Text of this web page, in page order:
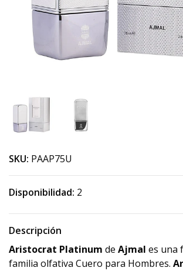
SKU: PAAP75U
Disponibilidad: 2
Descripción
Aristocrat Platinum de Ajmal es una
familia olfativa Cuero para Hombres.